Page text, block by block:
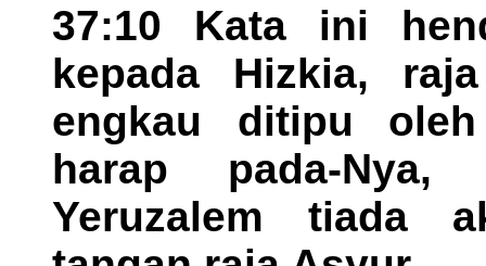
37:10 Kata ini
kepada Hizkia,
engkau ditipu
harap pada-
Yeruzalem tiada